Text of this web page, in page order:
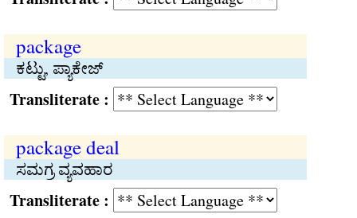
package
ಕಟ್ಟು, ಪ್ಯಾಕೇಜ್
:
package deal
ಸಮಗ್ರ ವ್ಯವಹಾರ
: